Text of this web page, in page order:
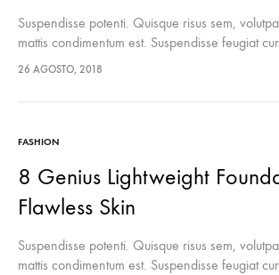
Suspendisse potenti. Quisque risus sem,
mattis condimentum est. Suspendisse feugiat
lectus euismod accumsan. Nam felis ipsum,
26 AGOSTO, 2018
FASHION
8 Genius Lightweight
Flawless Skin
Suspendisse potenti. Quisque risus sem,
mattis condimentum est. Suspendisse feugiat